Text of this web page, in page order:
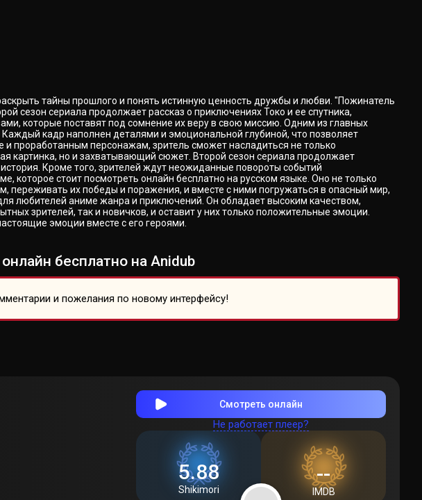
тайны прошлого и понять истинную ценность дружбы и любви. "Пожинатель
сезон сериала продолжает рассказ о приключениях Токо и ее спутника,
которые поставят под сомнение их веру в свою миссию. Одним из главных
кадр наполнен деталями и эмоциональной глубиной, что позволяет
и проработанным персонажам, зритель сможет насладиться не только
картинка, но и захватывающий сюжет. Второй сезон сериала продолжает
Кроме того, зрителей ждут неожиданные повороты событий
которое стоит посмотреть онлайн бесплатно на русском языке. Оно не только
переживать их победы и поражения, и вместе с ними погружаться в опасный мир,
любителей аниме жанра и приключений. Он обладает высоким качеством,
зрителей, так и новичков, и оставит у них только положительные эмоции.
эмоции вместе с его героями.
бесплатно на Anidub
и пожелания по новому интерфейсу!
Смотреть онлайн
Не работает плеер?
5.88
Shikimori
--
IMDB